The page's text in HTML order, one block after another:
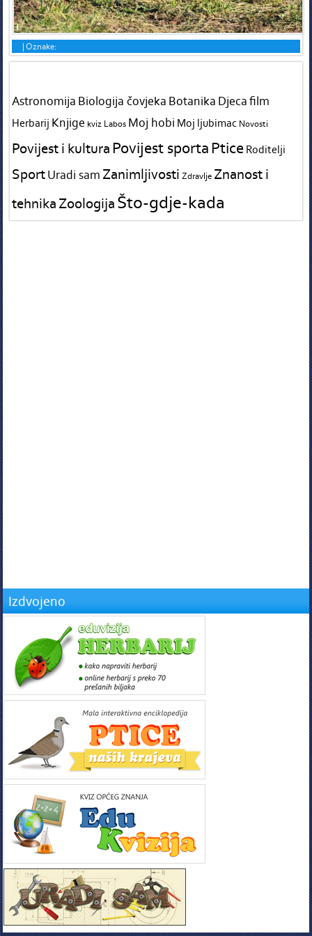
|Oznake:
Astronomija Biologija čovjeka Botanika Djeca film
Herbarij Knjige kviz Labos Moj hobi Moj ljubimac Novosti
Povijest i kultura Povijest sportaPtice Roditelji
SportUradi sam Zanimljivosti Zdravlje Znanost i
tehnika Zoologija Što-gdje-kada
Izdvojeno